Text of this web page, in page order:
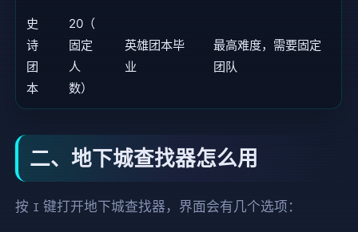
史
诗
团
本
20（
固定
人
数）
英雄团本毕
业
最高难度，需要固定
团队
二、地下城查找器怎么用
按 I 键打开地下城查找器，界面会有几个选项：